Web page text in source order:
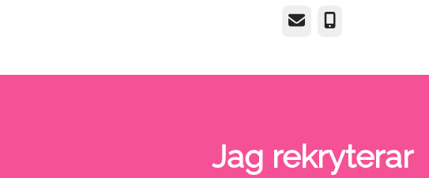
E-postTelefon
Jag rekryterar